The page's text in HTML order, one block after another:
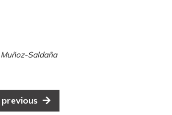
Saldaña
previous